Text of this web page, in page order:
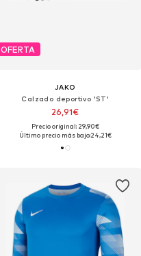
OFERTA
JAKO
Calzado deportivo 'ST'
26,91€
Precio original: 29,90€
Último precio más bajo:24,21€